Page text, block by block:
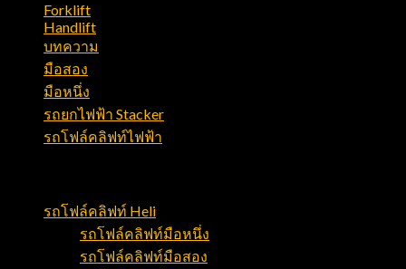
Forklift
Handlift
บทความ
มือสอง
มือหนึ่ง
รถยกไฟฟ้า Stacker
รถโฟล์คลิฟท์ไฟฟ้า
รถโฟล์คลิฟท์ Heli
รถโฟล์คลิฟท์มือหนึ่ง
รถโฟล์คลิฟท์มือสอง